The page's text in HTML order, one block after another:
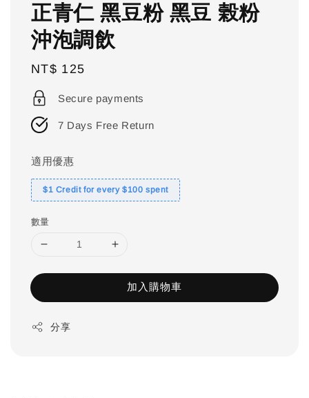
正青仁 黑豆粉 黑豆 榖粉
沖泡調飲
Regular
price
NT$ 125
Secure payments
7 Days Free Return
適用優惠
$1 Credit for every $100 spent
數量
加入購物車
分享